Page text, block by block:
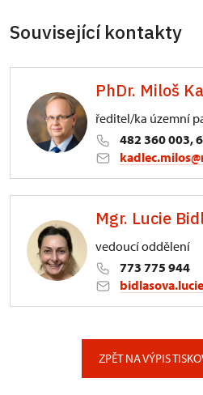
Související kontakty
PhDr. Miloš
ředitel/ka územní
482 360 003,
3/, Sychrov 3
Mgr. Lucie
vedoucí oddělení
773 775 944
ZPĚT NA VÝPIS